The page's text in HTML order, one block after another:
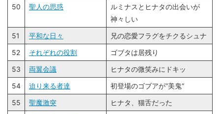
50
聖人の思惑
ルミナスとヒナタの出会いが
神々しい
51
平和な日々
兄の恋愛フラグをチクるシュナ
52
それぞれの役割
ゴブタは居残り
53
両翼会議
ヒナタの微笑みにドキッ
54
迫り来る者達
初登場のゴブアが”美鬼”
55
聖魔激突
ヒナタ、猫舌だった